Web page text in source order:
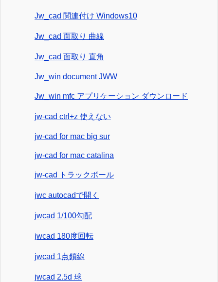
Jw_cad 関連付け Windows10
Jw_cad 面取り 曲線
Jw_cad 面取り 直角
Jw_win document JWW
Jw_win mfc アプリケーション ダウンロード
jw-cad ctrl+z 使えない
jw-cad for mac big sur
jw-cad for mac catalina
jw-cad トラックボール
jwc autocadで開く
jwcad 1/100勾配
jwcad 180度回転
jwcad 1点鎖線
jwcad 2.5d 球